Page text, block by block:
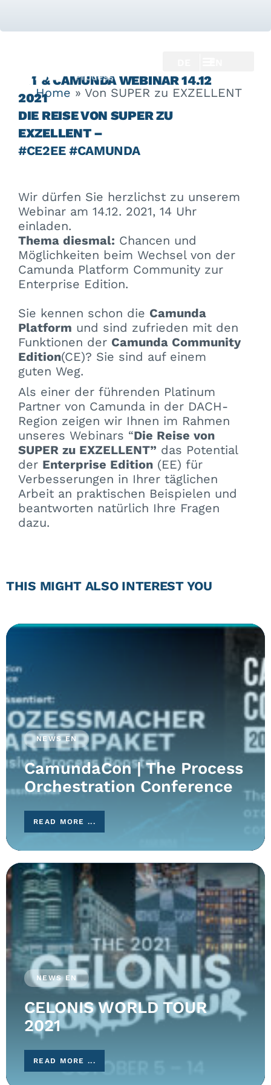
Home » Von SUPER zu EXZELLENT
JIT & CAMUNDA WEBINAR 14.12
2021
DIE REISE VON SUPER ZU
EXZELLENT –
#CE2EE #CAMUNDA
Wir dürfen Sie herzlichst zu unserem
Webinar am 14.12. 2021, 14 Uhr
einladen.
Thema diesmal: Chancen und
Möglichkeiten beim Wechsel von der
Camunda Platform Community zur
Enterprise Edition.
Sie kennen schon die Camunda
Platform und sind zufrieden mit den
Funktionen der Camunda Community
Edition(CE)? Sie sind auf einem
guten Weg.
Als einer der führenden Platinum
Partner von Camunda in der DACH-
Region zeigen wir Ihnen im Rahmen
unseres Webinars “Die Reise von
SUPER zu EXZELLENT” das Potential
der Enterprise Edition (EE) für
Verbesserungen in Ihrer täglichen
Arbeit an praktischen Beispielen und
beantworten natürlich Ihre Fragen
dazu.
THIS MIGHT ALSO INTEREST YOU
NEWS EN
CamundaCon | The Process
Orchestration Conference
READ MORE ...
NEWS EN
CELONIS WORLD TOUR
2021
READ MORE ...